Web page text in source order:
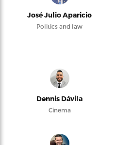
José Julio Aparicio
Politics and law
Dennis Dávila
Cinema